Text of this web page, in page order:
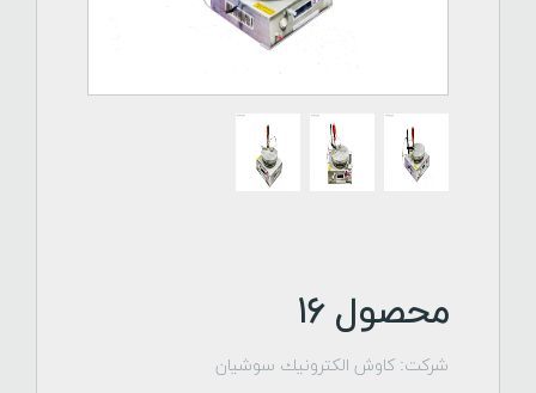
محصول ۱۶
شرکت: كاوش الكترونيك سوشيان